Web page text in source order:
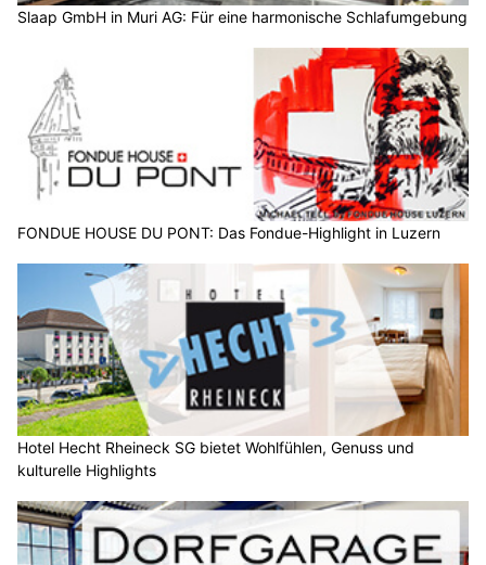
Slaap GmbH in Muri AG: Für eine harmonische Schlafumgebung
FONDUE HOUSE DU PONT: Das Fondue-Highlight in Luzern
Hotel Hecht Rheineck SG bietet Wohlfühlen, Genuss und
kulturelle Highlights